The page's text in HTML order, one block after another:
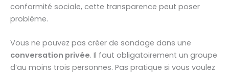
conformité sociale, cette transparence peut poser
problème.
Vous ne pouvez pas créer de sondage dans une
conversation privée. Il faut obligatoirement un groupe
d’au moins trois personnes. Pas pratique si vous voulez